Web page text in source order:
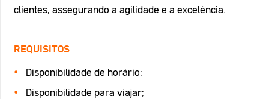
clientes, assegurando a agilidade e a excelência.
REQUISITOS
Disponibilidade de horário;
Disponibilidade para viajar;